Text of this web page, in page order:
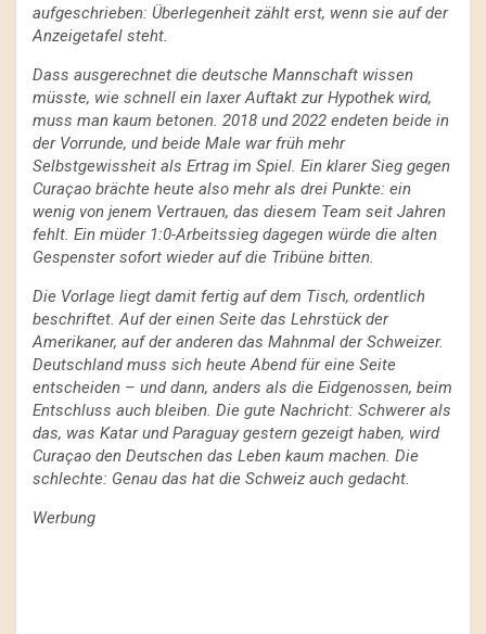
aufgeschrieben: Überlegenheit zählt erst, wenn sie auf der
Anzeigetafel steht.
Dass ausgerechnet die deutsche Mannschaft wissen
müsste, wie schnell ein laxer Auftakt zur Hypothek wird,
muss man kaum betonen. 2018 und 2022 endeten beide in
der Vorrunde, und beide Male war früh mehr
Selbstgewissheit als Ertrag im Spiel. Ein klarer Sieg gegen
Curaçao brächte heute also mehr als drei Punkte: ein
wenig von jenem Vertrauen, das diesem Team seit Jahren
fehlt. Ein müder 1:0-Arbeitssieg dagegen würde die alten
Gespenster sofort wieder auf die Tribüne bitten.
Die Vorlage liegt damit fertig auf dem Tisch, ordentlich
beschriftet. Auf der einen Seite das Lehrstück der
Amerikaner, auf der anderen das Mahnmal der Schweizer.
Deutschland muss sich heute Abend für eine Seite
entscheiden – und dann, anders als die Eidgenossen, beim
Entschluss auch bleiben. Die gute Nachricht: Schwerer als
das, was Katar und Paraguay gestern gezeigt haben, wird
Curaçao den Deutschen das Leben kaum machen. Die
schlechte: Genau das hat die Schweiz auch gedacht.
Werbung